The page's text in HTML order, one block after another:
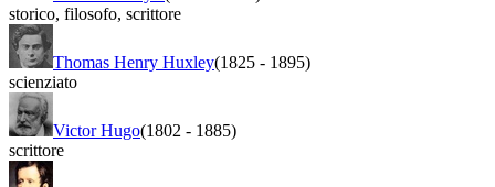
storico, filosofo, scrittore
Thomas Henry Huxley(1825 - 1895)
scienziato
Victor Hugo(1802 - 1885)
scrittore